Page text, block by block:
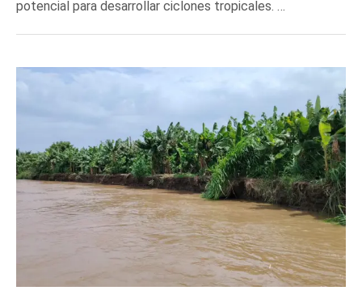
potencial para desarrollar ciclones tropicales. …